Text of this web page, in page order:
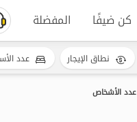
كن ضيفًا المفضلة
عدد الأشخاص
نطاق الإيجار عدد